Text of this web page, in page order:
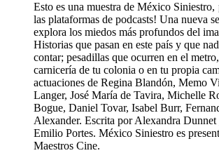
Esto es una muestra de México Siniestro,
las plataformas de podcasts! Una nueva
explora los miedos más profundos del
Historias que pasan en este país y que
contar; pesadillas que ocurren en el
carnicería de tu colonia o en tu propia
actuaciones de Regina Blandón, Memo
Langer, José María de Tavira, Michelle
Bogue, Daniel Tovar, Isabel Burr,
Alexander. Escrita por Alexandra
Emilio Portes. México Siniestro es
Maestros Cine.